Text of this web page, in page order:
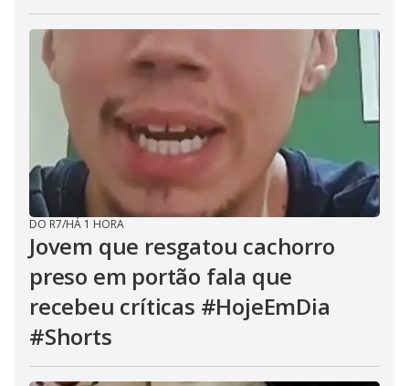
DO R7/HÁ 1 HORA
Jovem que resgatou cachorro
preso em portão fala que
recebeu críticas #HojeEmDia
#Shorts